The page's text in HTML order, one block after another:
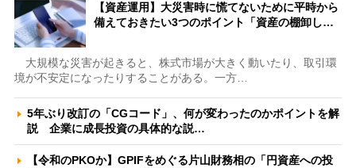
【資産運用】大災害時に慌てないために平時から
備えておきたい3つのポイント「資産の棚卸し…
大規模な災害が起きると、株式市場が大きく動いたり、取引環
境が不安定になったりすることがある。一方…
5年ぶり改訂の「CGコード」、何が変わったのかポイントを解
説 企業に成長投資の具体的な説…
【令和のPKOか】GPIFをめぐる片山財務相の「円資産への投